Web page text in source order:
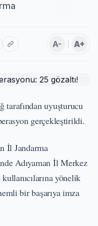
A- A+
tarafından uyuşturucu
gerçekleştirildi.
İl Jandarma
Adıyaman İl Merkez
yönelik
bir başarıya imza